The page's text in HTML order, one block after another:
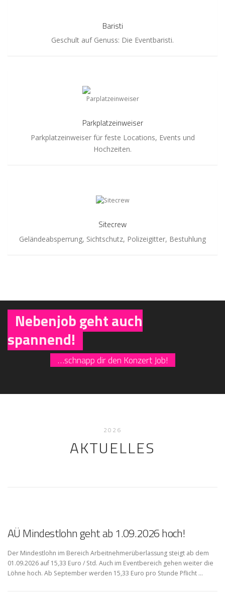
Baristi
Geschult auf Genuss: Die Eventbaristi.
Parkplatzeinweiser
Parkplatzeinweiser für feste Locations, Events und
Hochzeiten.
Sitecrew
Geländeabsperrung, Sichtschutz, Polizeigitter, Bestuhlung
Nebenjob geht auch
spannend!
…schnapp dir den Konzert Job!
2026
AKTUELLES
AÜ Mindestlohn geht ab 1.09.2026 hoch!
Der Mindestlohn im Bereich Arbeitnehmerüberlassung steigt ab dem
01.09.2026 auf 15,33 Euro / Std. Auch im Eventbereich gehen weiter die
Löhne hoch. Ab September werden 15,33 Euro pro Stunde Pflicht …